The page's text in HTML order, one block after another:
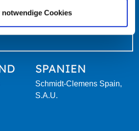
notwendige Cookies
Google Maps
SPANIEN
Schmidt-Clemens Spain,
S.A.U.